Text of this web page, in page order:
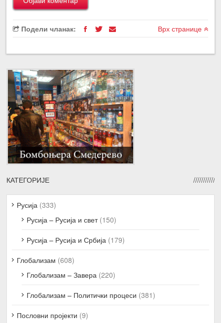
Подели чланак: Врх странице
КАТЕГОРИЈЕ
Русија (333)
Русија – Русија и свет(150)
Русија – Русија и Србија (179)
Глобализам (608)
Глобализам – Завера (220)
Глобализам – Политички процеси (381)
Пословни пројекти (9)